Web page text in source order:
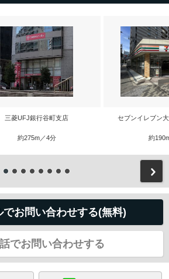
三菱UFJ銀行谷町支店
約275m／4分
セブンイレブン
約
でお問い合わせする(無料)
でお問い合わせする